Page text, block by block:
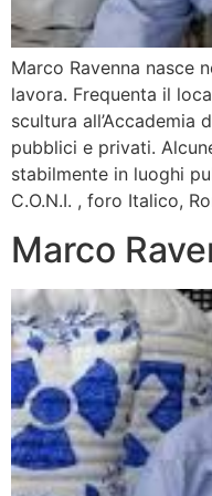
Marco Ravenna nasce
lavora. Frequenta il
scultura all’Accademia
pubblici e privati.
stabilmente in luoghi
C.O.N.I. , foro Italico,
Marco